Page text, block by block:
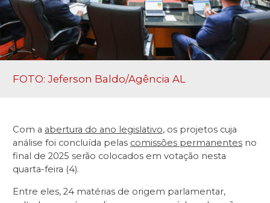
FOTO: Jeferson Baldo/Agência AL
Com a abertura do ano legislativo, os projetos cuja
análise foi concluída pelas comissões permanentes no
final de 2025 serão colocados em votação nesta
quarta-feira (4).
Entre eles, 24 matérias de origem parlamentar,